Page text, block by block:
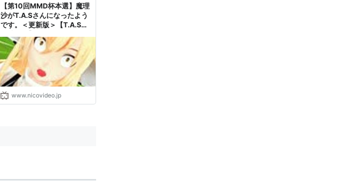
【第10回MMD杯本選】魔理
沙がT.A.Sさんになったよう
です。＜更新版＞【T.A.S魔
www.nicovideo.jp